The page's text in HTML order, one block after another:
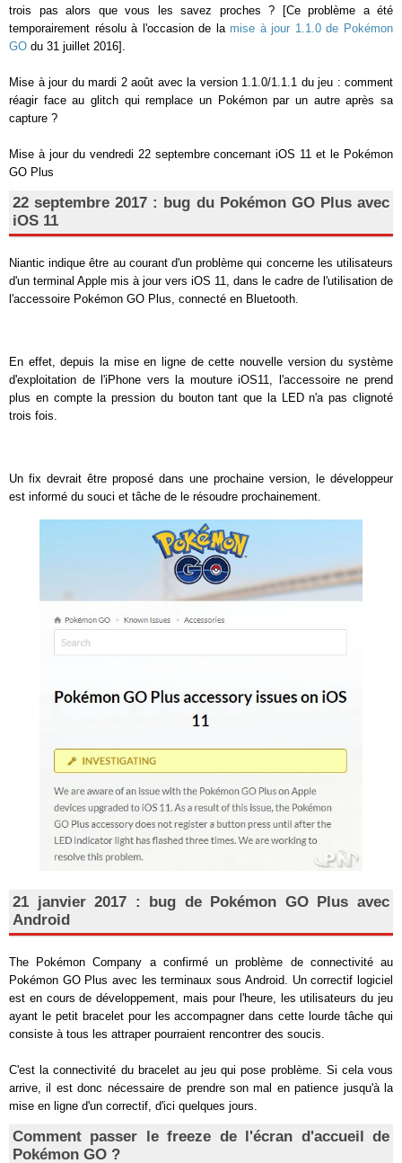
trois pas alors que vous les savez proches ? [Ce problème a été
temporairement résolu à l'occasion de la mise à jour 1.1.0 de Pokémon
GO du 31 juillet 2016].
Mise à jour du mardi 2 août avec la version 1.1.0/1.1.1 du jeu : comment
réagir face au glitch qui remplace un Pokémon par un autre après sa
capture ?
Mise à jour du vendredi 22 septembre concernant iOS 11 et le Pokémon
GO Plus
22 septembre 2017 : bug du Pokémon GO Plus avec
iOS 11
Niantic indique être au courant d'un problème qui concerne les utilisateurs
d'un terminal Apple mis à jour vers iOS 11, dans le cadre de l'utilisation de
l'accessoire Pokémon GO Plus, connecté en Bluetooth.
En effet, depuis la mise en ligne de cette nouvelle version du système
d'exploitation de l'iPhone vers la mouture iOS11, l'accessoire ne prend
plus en compte la pression du bouton tant que la LED n'a pas clignoté
trois fois.
Un fix devrait être proposé dans une prochaine version, le développeur
est informé du souci et tâche de le résoudre prochainement.
21 janvier 2017 : bug de Pokémon GO Plus avec
Android
The Pokémon Company a confirmé un problème de connectivité au
Pokémon GO Plus avec les terminaux sous Android. Un correctif logiciel
est en cours de développement, mais pour l'heure, les utilisateurs du jeu
ayant le petit bracelet pour les accompagner dans cette lourde tâche qui
consiste à tous les attraper pourraient rencontrer des soucis.
C'est la connectivité du bracelet au jeu qui pose problème. Si cela vous
arrive, il est donc nécessaire de prendre son mal en patience jusqu'à la
mise en ligne d'un correctif, d'ici quelques jours.
Comment passer le freeze de l'écran d'accueil de
Pokémon GO ?